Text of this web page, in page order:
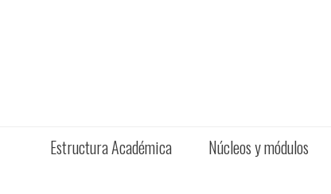
Estructura Académica Núcleos y módulos